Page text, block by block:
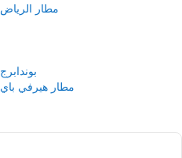
مطار الرياض
بوندابرج
مطار هيرفي باي